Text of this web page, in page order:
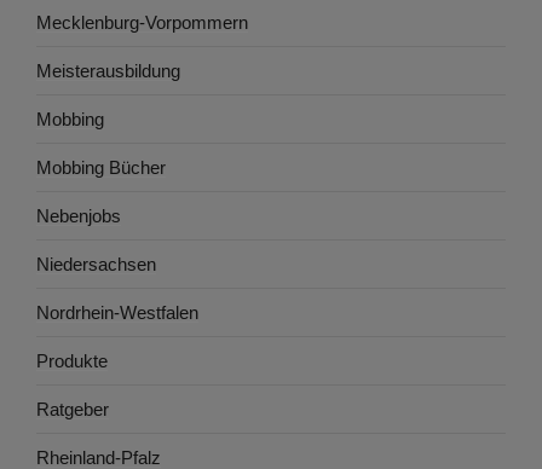
Mecklenburg-Vorpommern
Meisterausbildung
Mobbing
Mobbing Bücher
Nebenjobs
Niedersachsen
Nordrhein-Westfalen
Produkte
Ratgeber
Rheinland-Pfalz